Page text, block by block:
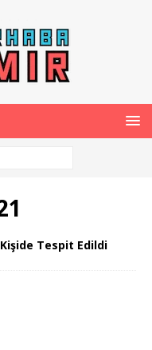
Tespit Edildi